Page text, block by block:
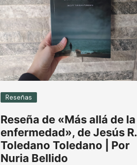
Reseñas
Reseña de «Más allá de la
enfermedad», de Jesús R.
Toledano Toledano | Por
Nuria Bellido